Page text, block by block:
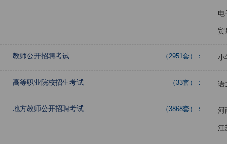
电
贸
教师公开招聘考试 （2951套）： 小
高等职业院校招生考试 （33套）： 语
地方教师公开招聘考试 （3868套）： 河
江